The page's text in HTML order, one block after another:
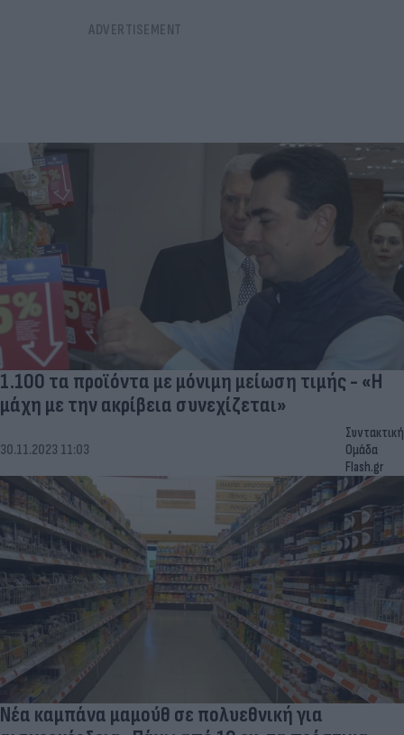
1.100 τα προϊόντα με μόνιμη μείωση τιμής - «Η
μάχη με την ακρίβεια συνεχίζεται»
30.11.2023 11:03
Συντακτική
Ομάδα
Flash.gr
Νέα καμπάνα μαμούθ σε πολυεθνική για